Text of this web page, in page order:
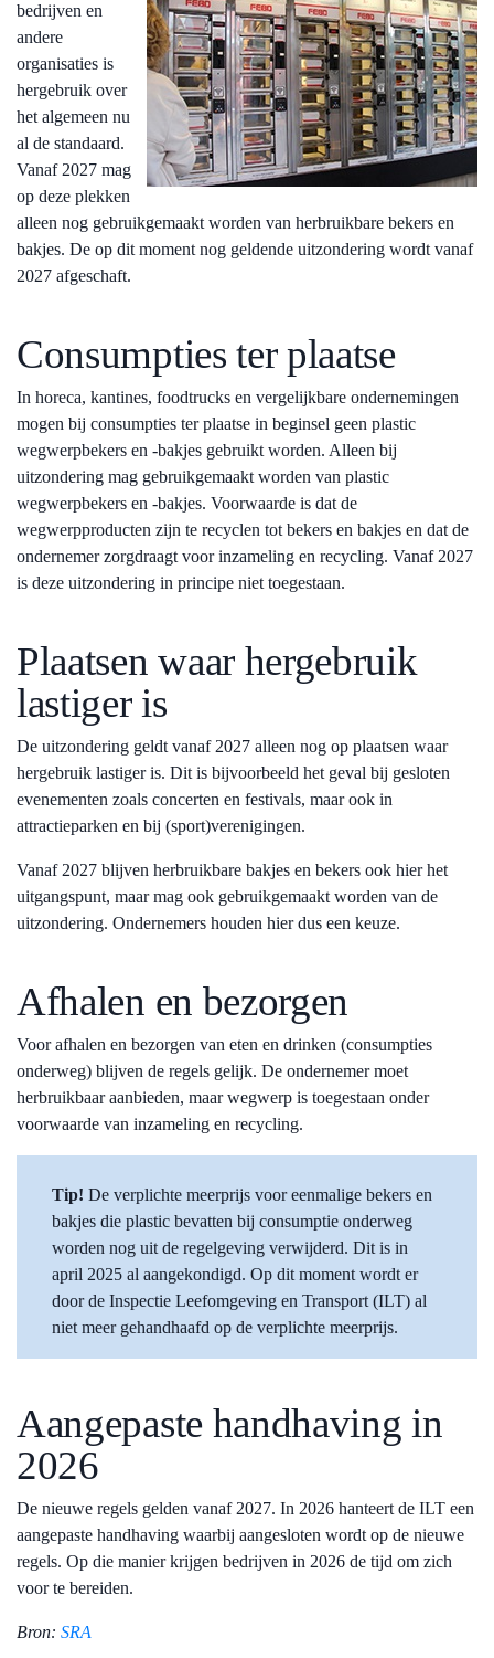
bedrijven en
andere
organisaties is
hergebruik over
het algemeen nu
al de standaard.
Vanaf 2027 mag
op deze plekken
alleen nog gebruikgemaakt worden van herbruikbare bekers en
bakjes. De op dit moment nog geldende uitzondering wordt vanaf
2027 afgeschaft.
Consumpties ter plaatse
In horeca, kantines, foodtrucks en vergelijkbare ondernemingen
mogen bij consumpties ter plaatse in beginsel geen plastic
wegwerpbekers en -bakjes gebruikt worden. Alleen bij
uitzondering mag gebruikgemaakt worden van plastic
wegwerpbekers en -bakjes. Voorwaarde is dat de
wegwerpproducten zijn te recyclen tot bekers en bakjes en dat de
ondernemer zorgdraagt voor inzameling en recycling. Vanaf 2027
is deze uitzondering in principe niet toegestaan.
Plaatsen waar hergebruik
lastiger is
De uitzondering geldt vanaf 2027 alleen nog op plaatsen waar
hergebruik lastiger is. Dit is bijvoorbeeld het geval bij gesloten
evenementen zoals concerten en festivals, maar ook in
attractieparken en bij (sport)verenigingen.
Vanaf 2027 blijven herbruikbare bakjes en bekers ook hier het
uitgangspunt, maar mag ook gebruikgemaakt worden van de
uitzondering. Ondernemers houden hier dus een keuze.
Afhalen en bezorgen
Voor afhalen en bezorgen van eten en drinken (consumpties
onderweg) blijven de regels gelijk. De ondernemer moet
herbruikbaar aanbieden, maar wegwerp is toegestaan onder
voorwaarde van inzameling en recycling.
Tip! De verplichte meerprijs voor eenmalige bekers en
bakjes die plastic bevatten bij consumptie onderweg
worden nog uit de regelgeving verwijderd. Dit is in
april 2025 al aangekondigd. Op dit moment wordt er
door de Inspectie Leefomgeving en Transport (ILT) al
niet meer gehandhaafd op de verplichte meerprijs.
Aangepaste handhaving in
2026
De nieuwe regels gelden vanaf 2027. In 2026 hanteert de ILT een
aangepaste handhaving waarbij aangesloten wordt op de nieuwe
regels. Op die manier krijgen bedrijven in 2026 de tijd om zich
voor te bereiden.
Bron: SRA